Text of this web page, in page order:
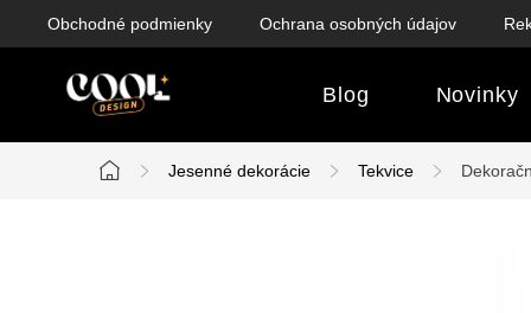
Obchodné podmienky Ochrana osobných údajov
Blog Novinky
Domov
Jesenné dekorácie Tekvice